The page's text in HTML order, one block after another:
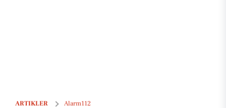
ARTIKLER Alarm112
Indbrud på Nodrevej i Sabro